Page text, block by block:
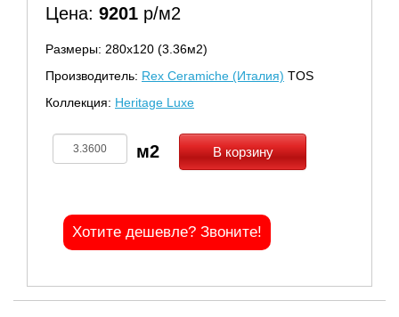
Цена: 9201 р/м2
Размеры: 280х120 (3.36м2)
Производитель: Rex Ceramiche (Италия) TOS
Коллекция: Heritage Luxe
В корзину
Хотите дешевле? Звоните!